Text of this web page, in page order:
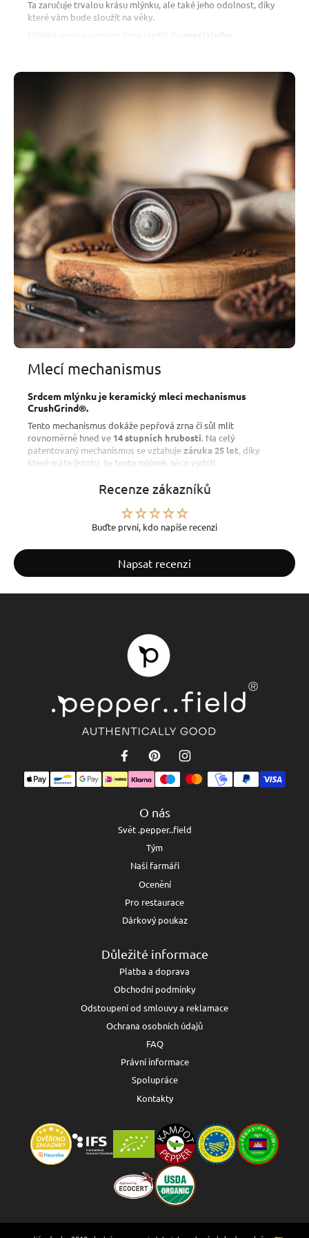
Ta zaručuje trvalou krásu mlýnku, ale také jeho odolnost, díky
které vám bude sloužit na věky.
speciálního
zcela osobitý styl. Výběr materiálu není náhodný. Nejen že se
na ně hezky dívá, ale box lze takésnadno recyklovat či
Mlecí mechanismus
Srdcem mlýnku je keramický mlecí mechanismus
CrushGrind®.
Tento mechanismus dokáže pepřová zrna či sůl mlít
rovnoměrně hned ve 14 stupních hrubosti. Na celý
patentovaný mechanismus se vztahujezáruka 25 let, díky
které máte jistotu, že tento mlýnek něco vydrží.
Recenze zákazníků
Buďte první, kdo napíše recenzi
Napsat recenzi
O nás
Svět .pepper..field
Tým
Naši farmáři
Ocenění
Pro restaurace
Dárkový poukaz
Důležité informace
Platba a doprava
Obchodní podmínky
Odstoupení od smlouvy a reklamace
Ochrana osobních údajů
FAQ
Právní informace
Spolupráce
Kontakty